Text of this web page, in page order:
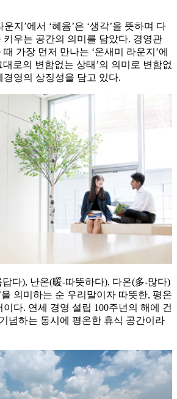
지’에서 ‘혜윰’은 ‘생각’을 뜻하며 다
키우는 공간의 의미를 담았다. 경영관
가장 먼저 만나는 ‘온새미 라운지’에
대로의 변함없는 상태’의 의미로 변함없
영의 상징성을 담고 있다.
다), 난온(暖-따뜻하다), 다온(多-많다)
을 의미하는 순 우리말이자 따뜻한, 평온
다. 연세 경영 설립 100주년의 해에 건
념하는 동시에 평온한 휴식 공간이라